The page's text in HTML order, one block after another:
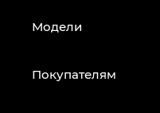
Модели
Покупателям